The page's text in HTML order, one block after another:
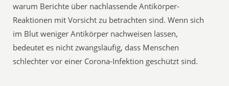
warum Berichte über nachlassende Antikörper-
Reaktionen mit Vorsicht zu betrachten sind. Wenn sich
im Blut weniger Antikörper nachweisen lassen,
bedeutet es nicht zwangsläufig, dass Menschen
schlechter vor einer Corona-Infektion geschützt sind.